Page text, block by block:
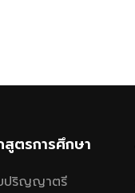
ตรการศึกษา
ปริญญาตรี